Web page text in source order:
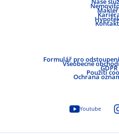
Formulář pro
Všeobecné GDPR
Použití
Ochrana
Youtube